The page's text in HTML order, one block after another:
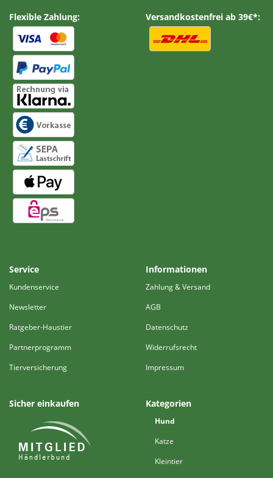
Flexible Zahlung: Versandkostenfrei ab 39€*:
Service
Kundenservice
Newsletter
Ratgeber-Haustier
Partnerprogramm
Tierversicherung
Informationen
Zahlung & Versand
AGB
Datenschutz
Widerrufsrecht
Impressum
Sicher einkaufen Kategorien
Hund
Katze
Kleintier